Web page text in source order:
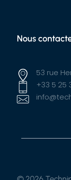
Nous
53 rue
+33 5 25